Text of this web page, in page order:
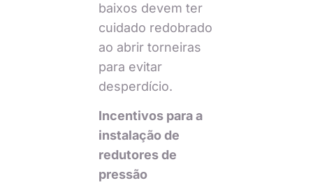
baixos devem ter
cuidado redobrado
ao abrir torneiras
para evitar
desperdício.
Incentivos para a
instalação de
redutores de
pressão